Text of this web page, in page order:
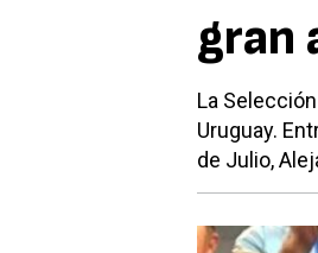
gran
La
Uruguay.
de Julio,